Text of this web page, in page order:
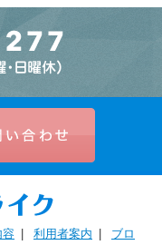
容 | 利用者案内 |
ブロ